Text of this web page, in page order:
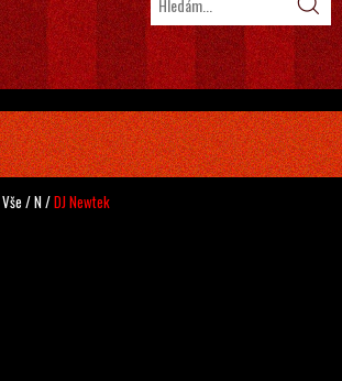
Vše /N/DJ Newtek